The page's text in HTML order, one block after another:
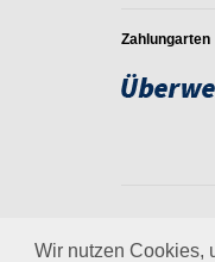
Wir nutzen Cookies,
Zahlungarten